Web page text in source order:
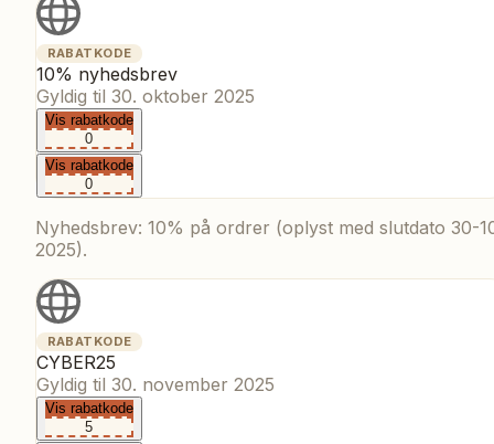
RABATKODE
10% nyhedsbrev
Gyldig til 30. oktober 2025
Vis rabatkode
0
Vis rabatkode
0
Nyhedsbrev: 10% på ordrer (oplyst med slutdato 30-
2025).
RABATKODE
CYBER25
Gyldig til 30. november 2025
Vis rabatkode
5